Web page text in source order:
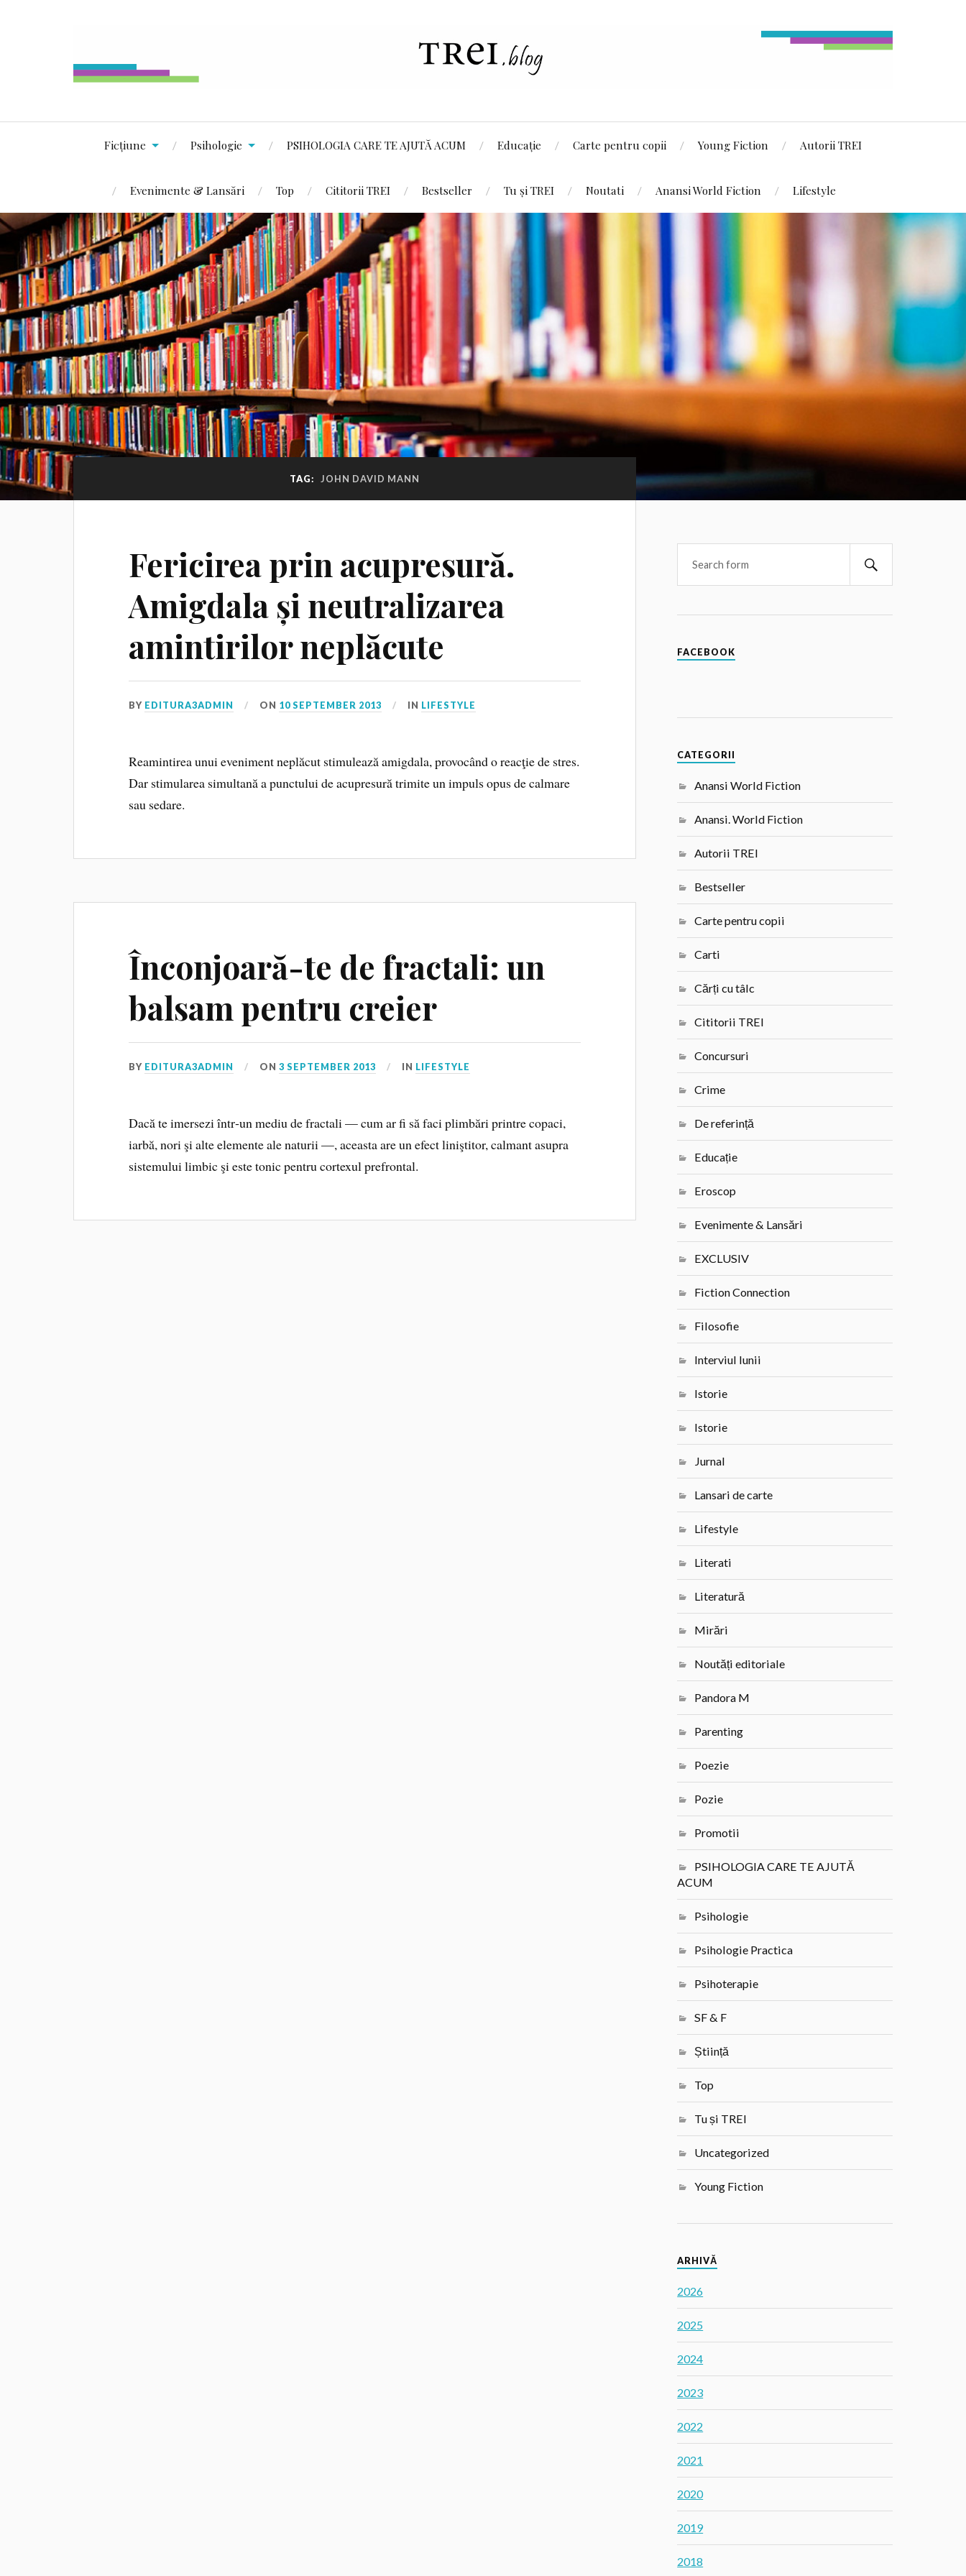
Ficțiune Psihologie PSIHOLOGIA CARE TE AJUTĂ ACUM Educație Carte pentru copii Young Fiction Autorii TREI
Evenimente & Lansări Top Cititorii TREI Bestseller Tu și TREI Noutati Anansi World Fiction Lifestyle
TAG: JOHN DAVID MANN
Fericirea prin acupresură.
Amigdala și neutralizarea
amintirilor neplăcute
BY EDITURA3ADMIN ON 10 SEPTEMBER 2013 IN LIFESTYLE
Reamintirea unui eveniment neplăcut stimulează amigdala, provocând o reacţie de stres.
Dar stimularea simultană a punctului de acupresură trimite un impuls opus de calmare
sau sedare.
Înconjoară-te de fractali: un
balsam pentru creier
BY EDITURA3ADMIN ON3 SEPTEMBER 2013 IN LIFESTYLE
Dacă te imersezi într‑un mediu de fractali — cum ar fi să faci plimbări printre copaci,
iarbă, nori şi alte elemente ale naturii —, aceasta are un efect liniştitor, calmant asupra
sistemului limbic şi este tonic pentru cortexul prefrontal.
FACEBOOK
CATEGORII
Anansi World Fiction
Anansi. World Fiction
Autorii TREI
Bestseller
Carte pentru copii
Carti
Cărți cu tâlc
Cititorii TREI
Concursuri
Crime
De referință
Educație
Eroscop
Evenimente & Lansări
EXCLUSIV
Fiction Connection
Filosofie
Interviul lunii
Istorie
Istorie
Jurnal
Lansari de carte
Lifestyle
Literati
Literatură
Mirări
Noutăți editoriale
Pandora M
Parenting
Poezie
Pozie
Promotii
PSIHOLOGIA CARE TE AJUTĂ
ACUM
Psihologie
Psihologie Practica
Psihoterapie
SF & F
Știință
Top
Tu și TREI
Uncategorized
Young Fiction
ARHIVĂ
2026
2025
2024
2023
2022
2021
2020
2019
2018